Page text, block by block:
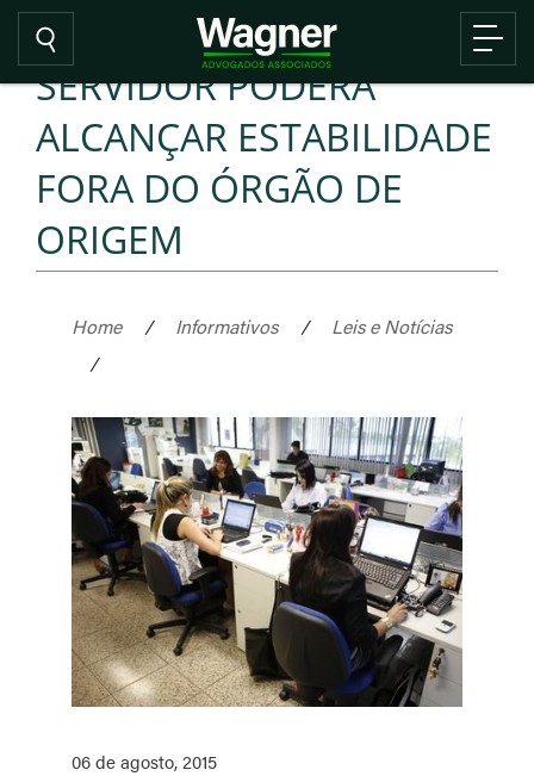
SERVIDOR PODERÁ
ALCANÇAR ESTABILIDADE
FORA DO ÓRGÃO DE
ORIGEM
Home / Informativos /
Leis e Notícias
/
06 de agosto, 2015